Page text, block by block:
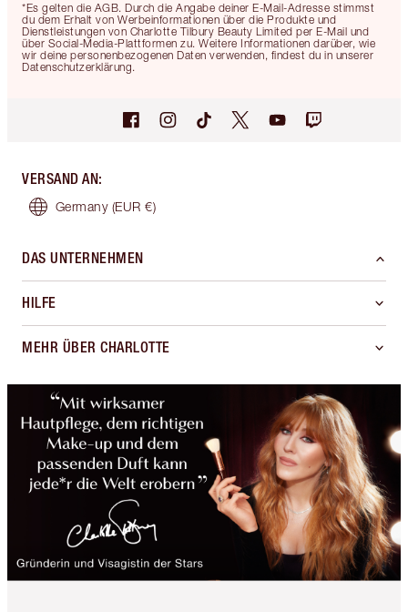
*Es gelten die AGB. Durch die Angabe deiner E-Mail-Adresse stimmst
du dem Erhalt von Werbeinformationen über die Produkte und
Dienstleistungen von Charlotte Tilbury Beauty Limited per E-Mail und
über Social-Media-Plattformen zu. Weitere Informationen darüber, wie
wir deine personenbezogenen Daten verwenden, findest du in unserer
Datenschutzerklärung.
VERSAND AN:
Germany (EUR €)
DAS UNTERNEHMEN
HILFE
MEHR ÜBER CHARLOTTE